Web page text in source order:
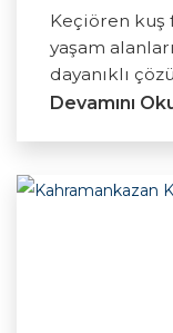
Keçiören kuş
yaşam
dayanıklı
Devamını